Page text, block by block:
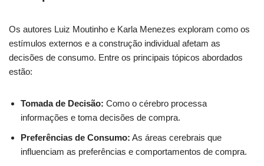
Os autores Luiz Moutinho e Karla Menezes exploram como os
estímulos externos e a construção individual afetam as
decisões de consumo. Entre os principais tópicos abordados
estão:
Tomada de Decisão: Como o cérebro processa
informações e toma decisões de compra.
Preferências de Consumo: As áreas cerebrais que
influenciam as preferências e comportamentos de compra.